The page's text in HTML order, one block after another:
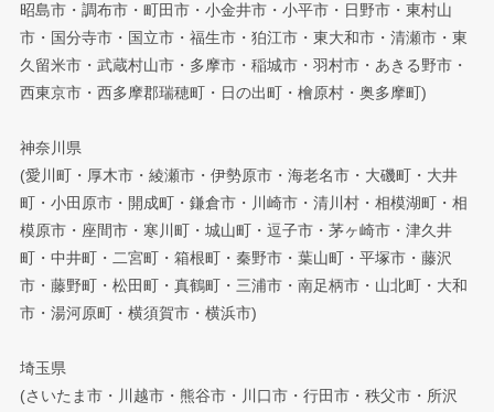
昭島市・調布市・町田市・小金井市・小平市・日野市・東村山
市・国分寺市・国立市・福生市・狛江市・東大和市・清瀬市・東
久留米市・武蔵村山市・多摩市・稲城市・羽村市・あきる野市・
西東京市・西多摩郡瑞穂町・日の出町・檜原村・奥多摩町)
神奈川県
(愛川町・厚木市・綾瀬市・伊勢原市・海老名市・大磯町・大井
町・小田原市・開成町・鎌倉市・川崎市・清川村・相模湖町・相
模原市・座間市・寒川町・城山町・逗子市・茅ヶ崎市・津久井
町・中井町・二宮町・箱根町・秦野市・葉山町・平塚市・藤沢
市・藤野町・松田町・真鶴町・三浦市・南足柄市・山北町・大和
市・湯河原町・横須賀市・横浜市)
埼玉県
(さいたま市・川越市・熊谷市・川口市・行田市・秩父市・所沢